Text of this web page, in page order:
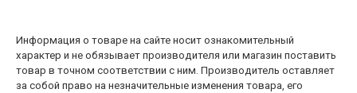
Информация о товаре на сайте носит ознакомительный
характер и не обязывает производителя или магазин поставить
товар в точном соответствии с ним. Производитель оставляет
за собой право на незначительные изменения товара, его